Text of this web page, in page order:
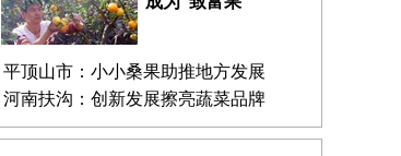
平顶山市：小小桑果助推地方发展
河南扶沟：创新发展擦亮蔬菜品牌